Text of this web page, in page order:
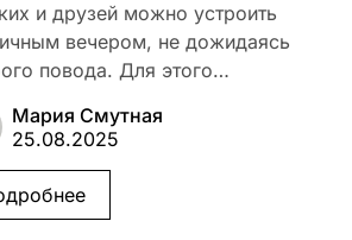
и друзей можно устроить
вечером, не дожидаясь
повода. Для этого…
Мария Смутная
25.08.2025